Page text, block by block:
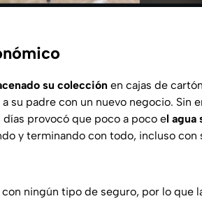
su colección en cajas de
su padre con un nuevo negocio. Sin
provocó que poco a poco el agua
y terminando con todo, incluso con
ningún tipo de seguro, por lo que